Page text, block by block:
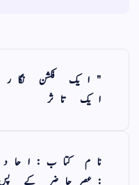
"ایک فکشن
ایک تاثر
نام